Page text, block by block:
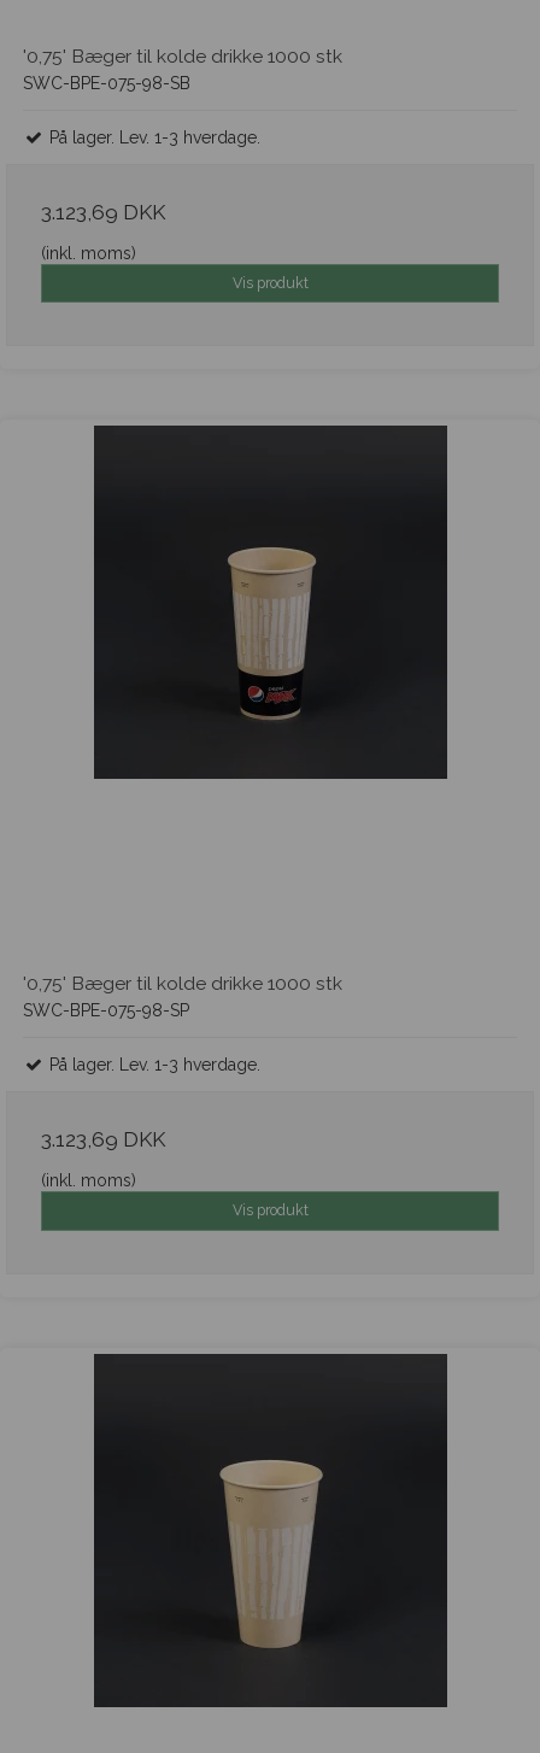
'0,75' Bæger til kolde drikke 1000 stk
SWC-BPE-075-98-SB
På lager. Lev. 1-3 hverdage.
3.123,69 DKK
(inkl. moms)
Vis produkt
'0,75' Bæger til kolde drikke 1000 stk
SWC-BPE-075-98-SP
På lager. Lev. 1-3 hverdage.
3.123,69 DKK
(inkl. moms)
Vis produkt